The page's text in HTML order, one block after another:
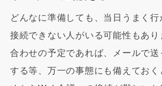
どんなに準備しても、当日うまく行
接続できない人がいる可能性もあ
合わせの予定であれば、メールで
する等、万一の事態にも備えてお